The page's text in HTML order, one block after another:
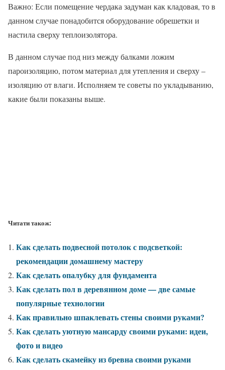
Важно: Если помещение чердака задуман как кладовая, то в
данном случае понадобится оборудование обрешетки и
настила сверху теплоизолятора.
В данном случае под низ между балками ложим
пароизоляцию, потом материал для утепления и сверху –
изоляцию от влаги. Исполняем те советы по укладыванию,
какие были показаны выше.
Читати також:
Как сделать подвесной потолок с подсветкой:
рекомендации домашнему мастеру
Как сделать опалубку для фундамента
Как сделать пол в деревянном доме — две самые
популярные технологии
Как правильно шпаклевать стены своими руками?
Как сделать уютную мансарду своими руками: идеи,
фото и видео
Как сделать скамейку из бревна своими руками